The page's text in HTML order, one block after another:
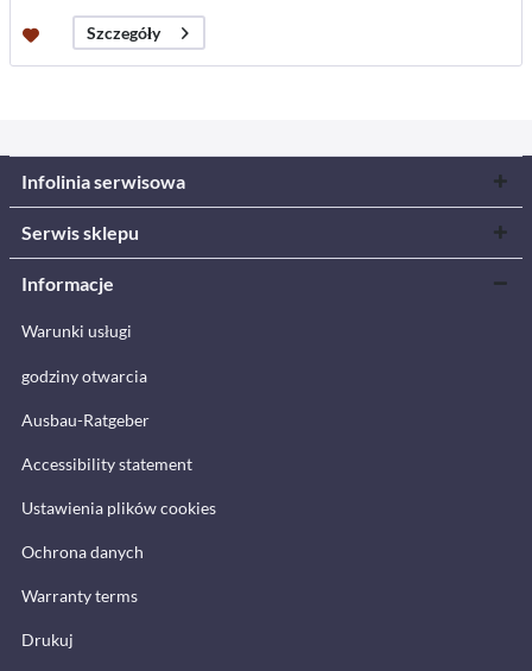
Szczegóły
Infolinia serwisowa
Serwis sklepu
Informacje
Warunki usługi
godziny otwarcia
Ausbau-Ratgeber
Accessibility statement
Ustawienia plików cookies
Ochrona danych
Warranty terms
Drukuj